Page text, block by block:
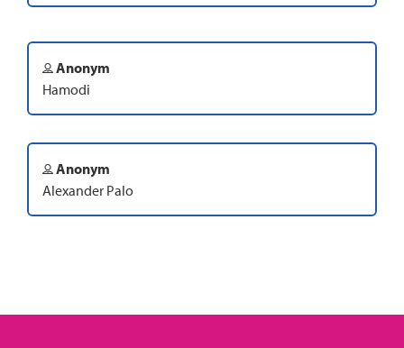
Anonym
Hamodi
Anonym
Alexander Palo